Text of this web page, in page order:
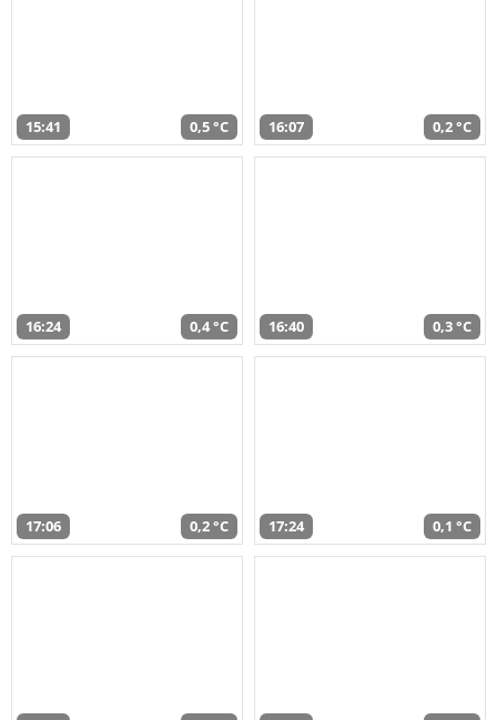
15:41 0,5 °C 16:07 0,2 °C
16:24 0,4 °C 16:40 0,3 °C
17:06 0,2 °C 17:24 0,1 °C